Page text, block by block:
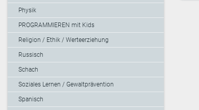
Physik
PROGRAMMIEREN mit Kids
Religion / Ethik / Werteerziehung
Russisch
Schach
Soziales Lernen / Gewaltprävention
Spanisch